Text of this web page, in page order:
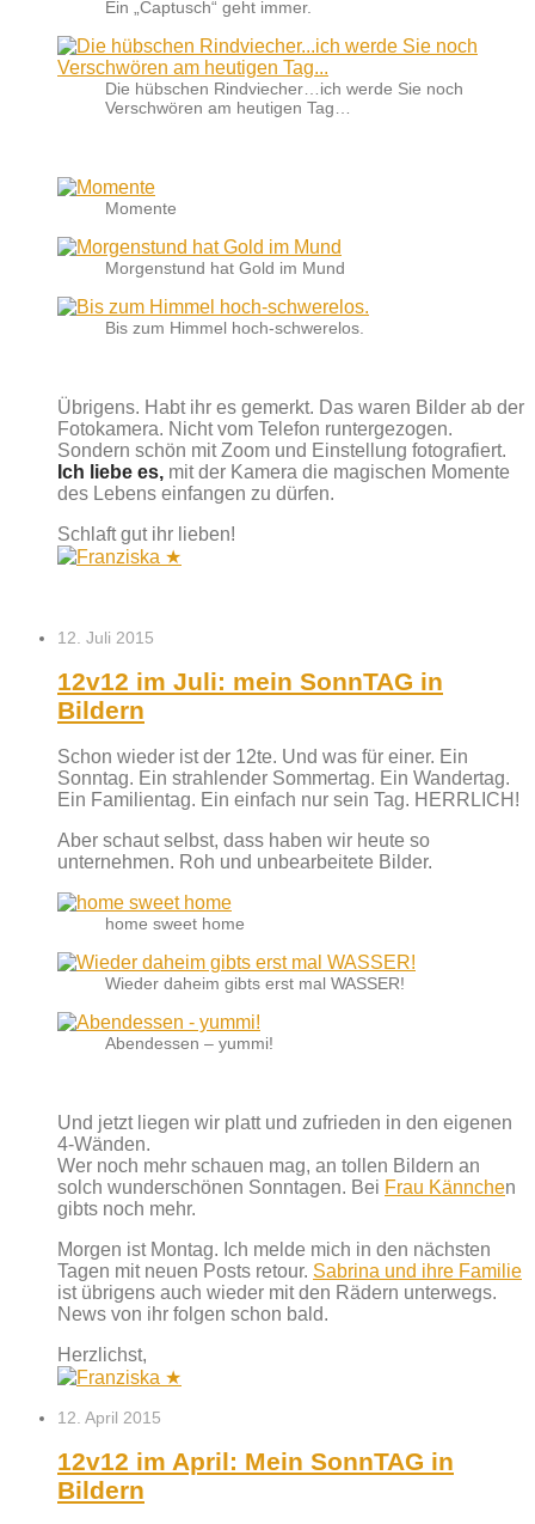
Ein „Captusch“ geht immer.
Die hübschen Rindviecher…ich werde Sie noch
Verschwören am heutigen Tag…
Momente
Morgenstund hat Gold im Mund
Bis zum Himmel hoch-schwerelos.
Übrigens. Habt ihr es gemerkt. Das waren Bilder ab der
Fotokamera. Nicht vom Telefon runtergezogen.
Sondern schön mit Zoom und Einstellung fotografiert.
Ich liebe es, mit der Kamera die magischen Momente
des Lebens einfangen zu dürfen.
Schlaft gut ihr lieben!
12. Juli 2015
12v12 im Juli: mein SonnTAG in
Bildern
Schon wieder ist der 12te. Und was für einer. Ein
Sonntag. Ein strahlender Sommertag. Ein Wandertag.
Ein Familientag. Ein einfach nur sein Tag. HERRLICH!
Aber schaut selbst, dass haben wir heute so
unternehmen. Roh und unbearbeitete Bilder.
home sweet home
Wieder daheim gibts erst mal WASSER!
Abendessen – yummi!
Und jetzt liegen wir platt und zufrieden in den eigenen
4-Wänden.
Wer noch mehr schauen mag, an tollen Bildern an
solch wunderschönen Sonntagen. Bei Frau Kännchen
gibts noch mehr.
Morgen ist Montag. Ich melde mich in den nächsten
Tagen mit neuen Posts retour. Sabrina und ihre Familie
ist übrigens auch wieder mit den Rädern unterwegs.
News von ihr folgen schon bald.
Herzlichst,
12. April 2015
12v12 im April: Mein SonnTAG in
Bildern